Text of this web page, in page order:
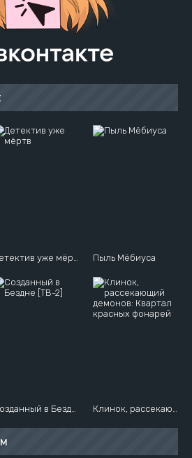
Пыль Мёбиуса
Созданный в Бездне [ТВ-2] Клинок, рассекающий демонов: Квартал красных фонарей